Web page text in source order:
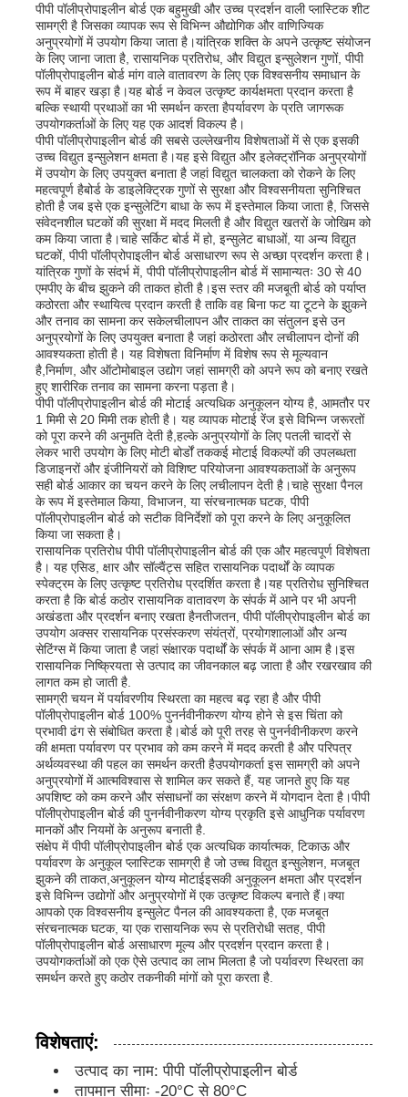
होम
उत्पाद
हमारे बारे में
फैक्टरी यात्रा
गुणवत्ता नियंत्रण
हमसे संपर्क करें
समाचार
सभी मामलों
एक बोली का अनुरोध
पीपी प्लास्टिक बोर्ड
पीपी पॉलीप्रोपाइलीन बोर्ड एक बहुमुखी और उच्च प्रदर्शन वाली प्लास्टिक शीट
सामग्री है जिसका व्यापक रूप से विभिन्न औद्योगिक और वाणिज्यिक
अनुप्रयोगों में उपयोग किया जाता है।यांत्रिक शक्ति के अपने उत्कृष्ट संयोजन
के लिए जाना जाता है, रासायनिक प्रतिरोध, और विद्युत इन्सुलेशन गुणों, पीपी
पॉलीप्रोपाइलीन बोर्ड मांग वाले वातावरण के लिए एक विश्वसनीय समाधान के
रूप में बाहर खड़ा है।यह बोर्ड न केवल उत्कृष्ट कार्यक्षमता प्रदान करता है
बल्कि स्थायी प्रथाओं का भी समर्थन करता हैपर्यावरण के प्रति जागरूक
उपयोगकर्ताओं के लिए यह एक आदर्श विकल्प है।
पीपी पॉलीप्रोपाइलीन बोर्ड की सबसे उल्लेखनीय विशेषताओं में से एक इसकी
उच्च विद्युत इन्सुलेशन क्षमता है।यह इसे विद्युत और इलेक्ट्रॉनिक अनुप्रयोगों
में उपयोग के लिए उपयुक्त बनाता है जहां विद्युत चालकता को रोकने के लिए
महत्वपूर्ण हैबोर्ड के डाइलेक्ट्रिक गुणों से सुरक्षा और विश्वसनीयता सुनिश्चित
होती है जब इसे एक इन्सुलेटिंग बाधा के रूप में इस्तेमाल किया जाता है, जिससे
संवेदनशील घटकों की सुरक्षा में मदद मिलती है और विद्युत खतरों के जोखिम को
कम किया जाता है।चाहे सर्किट बोर्ड में हो, इन्सुलेट बाधाओं, या अन्य विद्युत
घटकों, पीपी पॉलीप्रोपाइलीन बोर्ड असाधारण रूप से अच्छा प्रदर्शन करता है।
यांत्रिक गुणों के संदर्भ में, पीपी पॉलीप्रोपाइलीन बोर्ड में सामान्यतः 30 से 40
एमपीए के बीच झुकने की ताकत होती है।इस स्तर की मजबूती बोर्ड को पर्याप्त
कठोरता और स्थायित्व प्रदान करती है ताकि वह बिना फट या टूटने के झुकने
और तनाव का सामना कर सकेलचीलापन और ताकत का संतुलन इसे उन
अनुप्रयोगों के लिए उपयुक्त बनाता है जहां कठोरता और लचीलापन दोनों की
आवश्यकता होती है। यह विशेषता विनिर्माण में विशेष रूप से मूल्यवान
है,निर्माण, और ऑटोमोबाइल उद्योग जहां सामग्री को अपने रूप को बनाए रखते
हुए शारीरिक तनाव का सामना करना पड़ता है।
पीपी पॉलीप्रोपाइलीन बोर्ड की मोटाई अत्यधिक अनुकूलन योग्य है, आमतौर पर
1 मिमी से 20 मिमी तक होती है। यह व्यापक मोटाई रेंज इसे विभिन्न जरूरतों
को पूरा करने की अनुमति देती है,हल्के अनुप्रयोगों के लिए पतली चादरों से
लेकर भारी उपयोग के लिए मोटी बोर्डों तककई मोटाई विकल्पों की उपलब्धता
डिजाइनरों और इंजीनियरों को विशिष्ट परियोजना आवश्यकताओं के अनुरूप
सही बोर्ड आकार का चयन करने के लिए लचीलापन देती है।चाहे सुरक्षा पैनल
के रूप में इस्तेमाल किया, विभाजन, या संरचनात्मक घटक, पीपी
पॉलीप्रोपाइलीन बोर्ड को सटीक विनिर्देशों को पूरा करने के लिए अनुकूलित
किया जा सकता है।
रासायनिक प्रतिरोध पीपी पॉलीप्रोपाइलीन बोर्ड की एक और महत्वपूर्ण विशेषता
है। यह एसिड, क्षार और सॉल्वैंट्स सहित रासायनिक पदार्थों के व्यापक
स्पेक्ट्रम के लिए उत्कृष्ट प्रतिरोध प्रदर्शित करता है।यह प्रतिरोध सुनिश्चित
करता है कि बोर्ड कठोर रासायनिक वातावरण के संपर्क में आने पर भी अपनी
अखंडता और प्रदर्शन बनाए रखता हैनतीजतन, पीपी पॉलीप्रोपाइलीन बोर्ड का
उपयोग अक्सर रासायनिक प्रसंस्करण संयंत्रों, प्रयोगशालाओं और अन्य
सेटिंग्स में किया जाता है जहां संक्षारक पदार्थों के संपर्क में आना आम है।इस
रासायनिक निष्क्रियता से उत्पाद का जीवनकाल बढ़ जाता है और रखरखाव की
लागत कम हो जाती है.
सामग्री चयन में पर्यावरणीय स्थिरता का महत्व बढ़ रहा है और पीपी
पॉलीप्रोपाइलीन बोर्ड 100% पुनर्नवीनीकरण योग्य होने से इस चिंता को
प्रभावी ढंग से संबोधित करता है।बोर्ड को पूरी तरह से पुनर्नवीनीकरण करने
की क्षमता पर्यावरण पर प्रभाव को कम करने में मदद करती है और परिपत्र
अर्थव्यवस्था की पहल का समर्थन करती हैउपयोगकर्ता इस सामग्री को अपने
अनुप्रयोगों में आत्मविश्वास से शामिल कर सकते हैं, यह जानते हुए कि यह
अपशिष्ट को कम करने और संसाधनों का संरक्षण करने में योगदान देता है।पीपी
पॉलीप्रोपाइलीन बोर्ड की पुनर्नवीनीकरण योग्य प्रकृति इसे आधुनिक पर्यावरण
मानकों और नियमों के अनुरूप बनाती है.
संक्षेप में पीपी पॉलीप्रोपाइलीन बोर्ड एक अत्यधिक कार्यात्मक, टिकाऊ और
पर्यावरण के अनुकूल प्लास्टिक सामग्री है जो उच्च विद्युत इन्सुलेशन, मजबूत
झुकने की ताकत,अनुकूलन योग्य मोटाईइसकी अनुकूलन क्षमता और प्रदर्शन
इसे विभिन्न उद्योगों और अनुप्रयोगों में एक उत्कृष्ट विकल्प बनाते हैं।क्या
आपको एक विश्वसनीय इन्सुलेट पैनल की आवश्यकता है, एक मजबूत
संरचनात्मक घटक, या एक रासायनिक रूप से प्रतिरोधी सतह, पीपी
पॉलीप्रोपाइलीन बोर्ड असाधारण मूल्य और प्रदर्शन प्रदान करता है।
उपयोगकर्ताओं को एक ऐसे उत्पाद का लाभ मिलता है जो पर्यावरण स्थिरता का
समर्थन करते हुए कठोर तकनीकी मांगों को पूरा करता है.
विशेषताएं:
उत्पाद का नाम: पीपी पॉलीप्रोपाइलीन बोर्ड
तापमान सीमाः -20°C से 80°C